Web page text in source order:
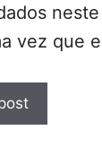
vez que